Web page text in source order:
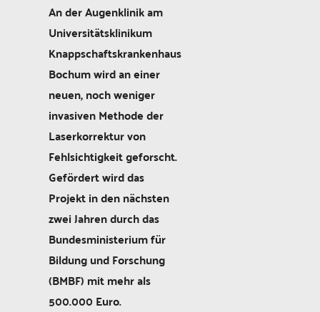
An der Augenklinik am
Universitätsklinikum
Knappschaftskrankenhaus
Bochum wird an einer
neuen, noch weniger
invasiven Methode der
Laserkorrektur von
Fehlsichtigkeit geforscht.
Gefördert wird das
Projekt in den nächsten
zwei Jahren durch das
Bundesministerium für
Bildung und Forschung
(BMBF) mit mehr als
500.000 Euro.